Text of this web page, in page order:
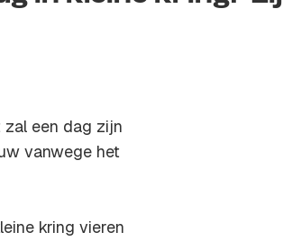
een dag zijn
vanwege het
kring vieren